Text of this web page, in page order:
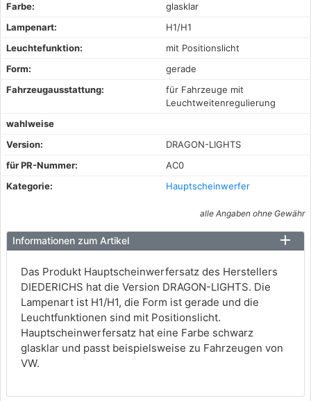
Farbe:
glasklar
Lampenart:
H1/H1
Leuchtefunktion:
mit Positionslicht
Form:
gerade
Fahrzeugausstattung:
für Fahrzeuge mit
Leuchtweitenregulierung
wahlweise
Version:
DRAGON-LIGHTS
für PR-Nummer:
AC0
Kategorie:
Hauptscheinwerfer
alle Angaben ohne Gewähr
Informationen zum Artikel
Das Produkt Hauptscheinwerfersatz des Herstellers
DIEDERICHS hat die Version DRAGON-LIGHTS. Die
Lampenart ist H1/H1, die Form ist gerade und die
Leuchtfunktionen sind mit Positionslicht.
Hauptscheinwerfersatz hat eine Farbe schwarz
glasklar und passt beispielsweise zu Fahrzeugen von
VW.